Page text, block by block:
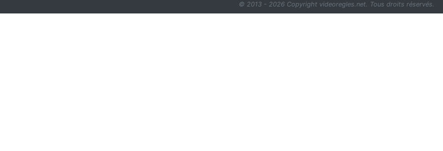
© 2013 - 2026 Copyright videoregles.net. Tous droits réservés.